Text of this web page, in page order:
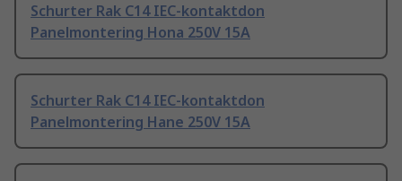
Schurter Rak C14 IEC-kontaktdon
Panelmontering Hona 250V 15A
Schurter Rak C14 IEC-kontaktdon
Panelmontering Hane 250V 15A